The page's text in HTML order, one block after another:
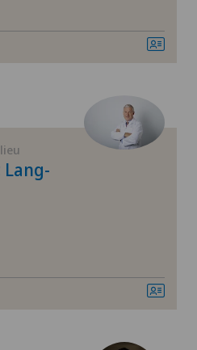
(chirurgie du foie)
Lang-